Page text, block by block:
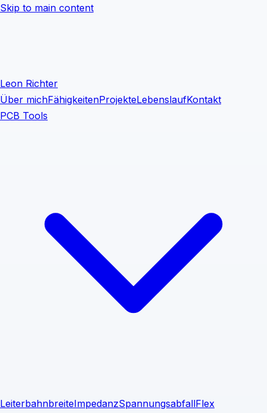
Skip to main content
Leon Richter
Über michFähigkeitenProjekteLebenslaufKontakt
PCB Tools
LeiterbahnbreiteImpedanzSpannungsabfallFlex